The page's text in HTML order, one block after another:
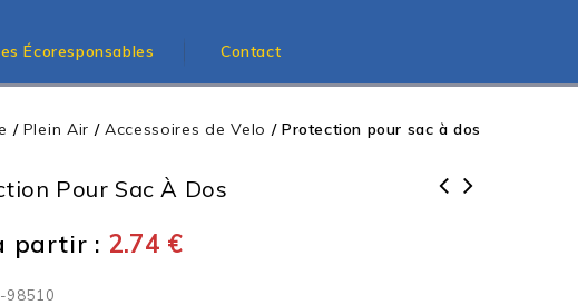
Écoresponsables Contact
/ Plein Air / Accessoires de Velo / Protection pour sac à dos
Pour Sac À Dos
partir : 2.74 €
98510